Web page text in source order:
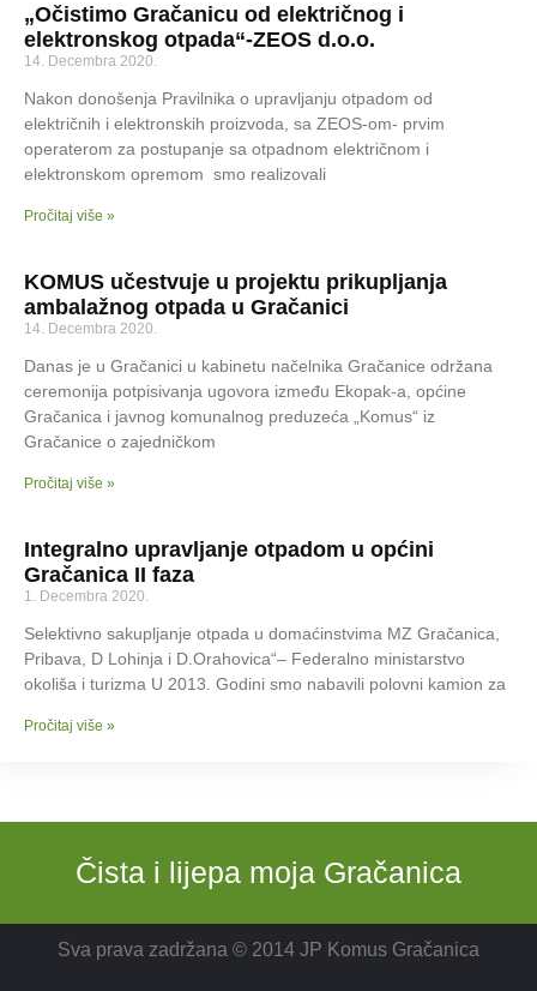
„Očistimo Gračanicu od električnog i
elektronskog otpada“-ZEOS d.o.o.
14. Decembra 2020.
Nakon donošenja Pravilnika o upravljanju otpadom od
električnih i elektronskih proizvoda, sa ZEOS-om- prvim
operaterom za postupanje sa otpadnom električnom i
elektronskom opremom smo realizovali
Pročitaj više »
KOMUS učestvuje u projektu prikupljanja
ambalažnog otpada u Gračanici
14. Decembra 2020.
Danas je u Gračanici u kabinetu načelnika Gračanice održana
ceremonija potpisivanja ugovora između Ekopak-a, općine
Gračanica i javnog komunalnog preduzeća „Komus“ iz
Gračanice o zajedničkom
Pročitaj više »
Integralno upravljanje otpadom u općini
Gračanica II faza
1. Decembra 2020.
Selektivno sakupljanje otpada u domaćinstvima MZ Gračanica,
Pribava, D Lohinja i D.Orahovica“– Federalno ministarstvo
okoliša i turizma U 2013. Godini smo nabavili polovni kamion za
Pročitaj više »
Čista i lijepa moja Gračanica
Sva prava zadržana © 2014 JP Komus Gračanica